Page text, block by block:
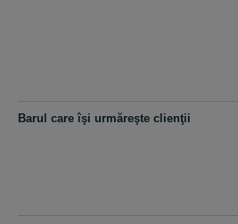
Barul care îşi urmăreşte clienţii